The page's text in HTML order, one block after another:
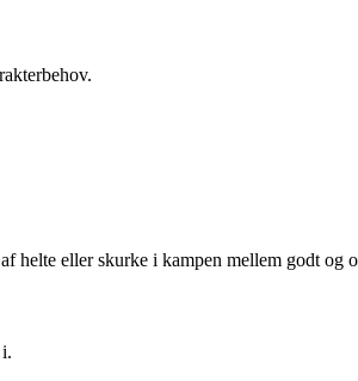
helte eller skurke i kampen mellem godt og